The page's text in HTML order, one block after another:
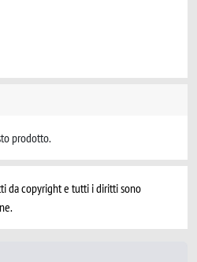
prodotto.
da copyright e tutti i diritti sono